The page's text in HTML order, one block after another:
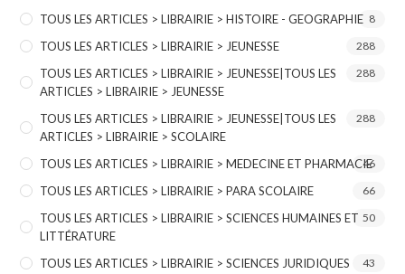
TOUS LES ARTICLES > LIBRAIRIE > HISTOIRE - GEOGRAPHIE 8
TOUS LES ARTICLES > LIBRAIRIE > JEUNESSE 288
TOUS LES ARTICLES > LIBRAIRIE > JEUNESSE|TOUS LES
ARTICLES > LIBRAIRIE > JEUNESSE
288
TOUS LES ARTICLES > LIBRAIRIE > JEUNESSE|TOUS LES
ARTICLES > LIBRAIRIE > SCOLAIRE
288
TOUS LES ARTICLES > LIBRAIRIE > MEDECINE ET PHARMACIE
46
TOUS LES ARTICLES > LIBRAIRIE > PARA SCOLAIRE 66
TOUS LES ARTICLES > LIBRAIRIE > SCIENCES HUMAINES ET
LITTÉRATURE
50
TOUS LES ARTICLES > LIBRAIRIE > SCIENCES JURIDIQUES 43